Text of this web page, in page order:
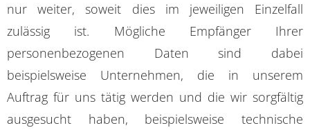
nur weiter, soweit dies im jeweiligen Einzelfall
zulässig ist. Mögliche Empfänger Ihrer
personenbezogenen Daten sind dabei
beispielsweise Unternehmen, die in unserem
Auftrag für uns tätig werden und die wir sorgfältig
ausgesucht haben, beispielsweise technische